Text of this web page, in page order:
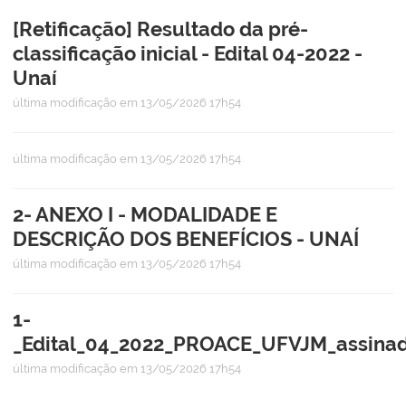
[Retificação] Resultado da pré-
classificação inicial - Edital 04-2022 -
Unaí
última modificação em 13/05/2026 17h54
última modificação em 13/05/2026 17h54
2- ANEXO I - MODALIDADE E
DESCRIÇÃO DOS BENEFÍCIOS - UNAÍ
última modificação em 13/05/2026 17h54
1-
última modificação em 13/05/2026 17h54